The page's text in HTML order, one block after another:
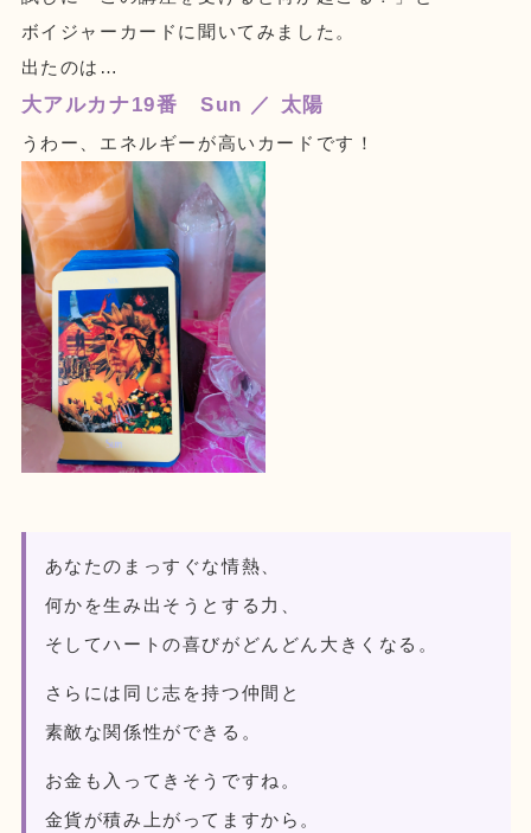
ボイジャーカードに聞いてみました。
出たのは…
大アルカナ19番 Sun ／ 太陽
うわー、エネルギーが高いカードです！
あなたのまっすぐな情熱、
何かを生み出そうとする力、
そしてハートの喜びがどんどん大きくなる。
さらには同じ志を持つ仲間と
素敵な関係性ができる。
お金も入ってきそうですね。
金貨が積み上がってますから。